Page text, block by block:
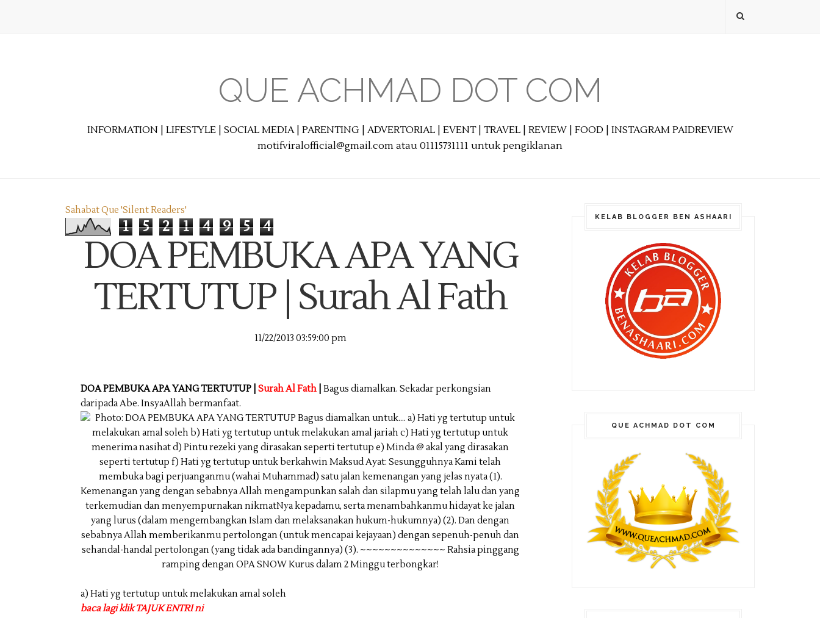
QUE ACHMAD DOT COM
INFORMATION | LIFESTYLE | SOCIAL MEDIA | PARENTING | ADVERTORIAL | EVENT | TRAVEL | REVIEW | FOOD | INSTAGRAM PAIDREVIEW
motifviralofficial@gmail.com atau 01115731111 untuk pengiklanan
Sahabat Que 'Silent Readers'
1 5 2 1 4 9 5 4
DOA PEMBUKA APA YANG
TERTUTUP | Surah Al Fath
11/22/2013 03:59:00 pm
DOA PEMBUKA APA YANG TERTUTUP | Surah Al Fath Bagus diamalkan. Sekadar perkongsian
daripada Abe. InsyaAllah bermanfaat.
a) Hati yg tertutup untuk melakukan amal soleh
baca lagi klik TAJUK ENTRI ni
KELAB BLOGGER BEN ASHAARI
QUE ACHMAD DOT COM